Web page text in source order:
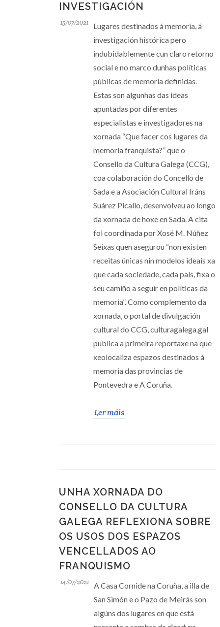
INVESTIGACIÓN
15/07/2021
Lugares destinados á memoria, á
investigación histórica pero
indubidablemente cun claro retorno
social e no marco dunhas políticas
públicas de memoria definidas.
Estas son algunhas das ideas
apuntadas por diferentes
especialistas e investigadores na
xornada “Que facer cos lugares da
memoria franquista?” que o
Consello da Cultura Galega (CCG),
coa colaboración do Concello de
Sada e a Asociación Cultural Iráns
Suárez Picallo, desenvolveu ao longo
da xornada de hoxe en Sada. A cita
foi coordinada por Xosé M. Núñez
Seixas quen asegurou “non existen
receitas únicas nin modelos ideais xa
que cada sociedade, cada país, fixa o
seu camiño a seguir en políticas da
memoria”. Como complemento da
xornada, o portal de divulgación
cultural do CCG, culturagalega.gal
publica a primeira reportaxe na que
xeolocaliza espazos destinados á
memoria das provincias de
Pontevedra e A Coruña.
Ler máis
UNHA XORNADA DO
CONSELLO DA CULTURA
GALEGA REFLEXIONA SOBRE
OS USOS DOS ESPAZOS
VENCELLADOS AO
FRANQUISMO
14/07/2021
A Casa Cornide na Coruña, a illa de
San Simón e o Pazo de Meirás son
algúns dos lugares en que está